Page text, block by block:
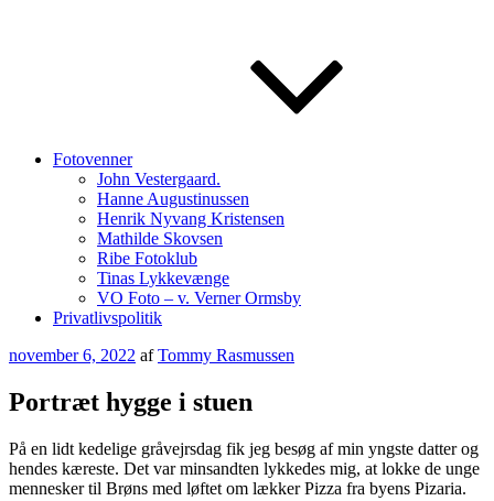
Fotovenner
John Vestergaard.
Hanne Augustinussen
Henrik Nyvang Kristensen
Mathilde Skovsen
Ribe Fotoklub
Tinas Lykkevænge
VO Foto – v. Verner Ormsby
Privatlivspolitik
Udgivet
november 6, 2022 afTommy Rasmussen
Portræt hygge i stuen
På en lidt kedelige gråvejrsdag fik jeg besøg af min yngste datter og
hendes kæreste. Det var minsandten lykkedes mig, at lokke de unge
mennesker til Brøns med løftet om lækker Pizza fra byens Pizaria.